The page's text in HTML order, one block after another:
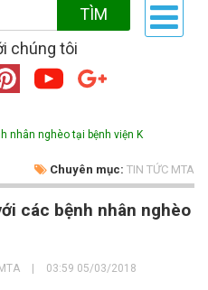
TÌM
chúng tôi
nhân nghèo tại bệnh viện K
Chuyên mục: TIN TỨC MTA
các bệnh nhân nghèo
03:59 05/03/2018